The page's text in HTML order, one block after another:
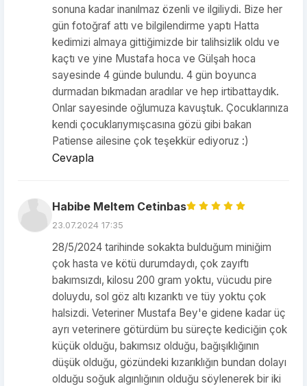
sonuna kadar inanılmaz özenli ve ilgiliydi. Bize her
gün fotoğraf attı ve bilgilendirme yaptı Hatta
kedimizi almaya gittiğimizde bir talihsizlik oldu ve
kaçtı ve yine Mustafa hoca ve Gülşah hoca
sayesinde 4 günde bulundu. 4 gün boyunca
durmadan bıkmadan aradılar ve hep irtibattaydık.
Onlar sayesinde oğlumuza kavuştuk. Çocuklarınıza
kendi çocuklarıymışcasına gözü gibi bakan
Patiense ailesine çok teşekkür ediyoruz :)
Cevapla
Habibe Meltem Cetinbas
23.07.2024 17:35
28/5/2024 tarihinde sokakta bulduğum miniğim
çok hasta ve kötü durumdaydı, çok zayıftı
bakımsızdı, kilosu 200 gram yoktu, vücudu pire
doluydu, sol göz altı kızarıktı ve tüy yoktu çok
halsizdi. Veteriner Mustafa Bey'e gidene kadar üç
ayrı veterinere götürdüm bu süreçte kediciğin çok
küçük olduğu, bakımsız olduğu, bağışıklığının
düşük olduğu, gözündeki kızarıklığın bundan dolayı
olduğu soğuk algınlığının olduğu söylenerek bir iki